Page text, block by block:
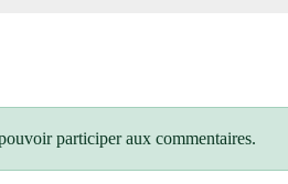
participer aux commentaires.